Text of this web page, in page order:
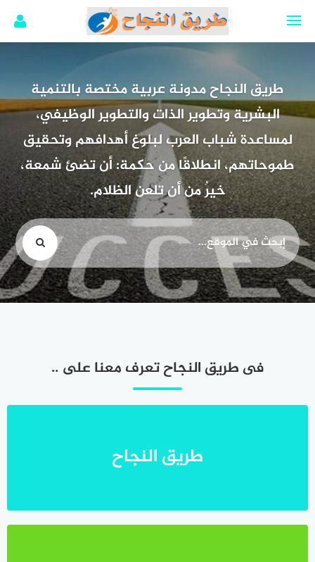
طريق النجاح مدونة عربية مختصة بالتنمية
البشرية وتطوير الذات والتطوير الوظيفي،
لمساعدة شباب العرب لبلوغ أهدافهم وتحقيق
طموحاتهم، انطلاقًا من حكمة: أن تضئ شمعة،
خيرٌ من أن تلعن الظلام.
فى طريق النجاح تعرف معنا على ..
طريق النجاح